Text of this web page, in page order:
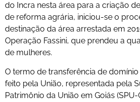
do Incra nesta área para a criação
de reforma agrária, iniciou-se o
destinação da área arrestada em
Operação Fassini, que prendeu a
de mulheres.
O termo de transferência de
feito pela União, representada pela
Patrimônio da União em Goiás